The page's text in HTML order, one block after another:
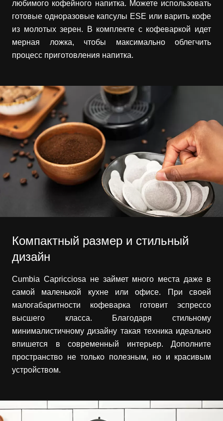
любимого кофейного напитка. Можете использовать
готовые одноразовые капсулы ESE или варить кофе
из молотых зерен. В комплекте с кофеваркой идет
мерная ложка, чтобы максимально облегчить
процесс приготовления напитка.
Компактный размер и стильный
дизайн
Cumbia Capricciosa не займет много места даже в
самой маленькой кухне или офисе. При своей
малогабаритности кофеварка готовит эспрессо
высшего класса. Благодаря стильному
минималистичному дизайну такая техника идеально
впишется в современный интерьер. Дополните
пространство не только полезным, но и красивым
устройством.